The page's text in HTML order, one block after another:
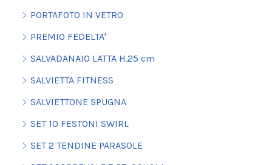
PORTAFOTO IN VETRO
PREMIO FEDELTA'
SALVADANAIO LATTA H.25 cm
SALVIETTA FITNESS
SALVIETTONE SPUGNA
SET 10 FESTONI SWIRL
SET 2 TENDINE PARASOLE